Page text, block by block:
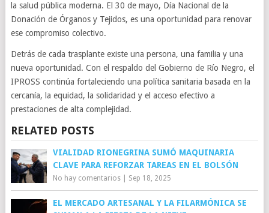
la salud pública moderna. El 30 de mayo, Día Nacional de la
Donación de Órganos y Tejidos, es una oportunidad para renovar
ese compromiso colectivo.
Detrás de cada trasplante existe una persona, una familia y una
nueva oportunidad. Con el respaldo del Gobierno de Río Negro, el
IPROSS continúa fortaleciendo una política sanitaria basada en la
cercanía, la equidad, la solidaridad y el acceso efectivo a
prestaciones de alta complejidad.
RELATED POSTS
VIALIDAD RIONEGRINA SUMÓ MAQUINARIA
CLAVE PARA REFORZAR TAREAS EN EL BOLSÓN
No hay comentarios| Sep 18, 2025
EL MERCADO ARTESANAL Y LA FILARMÓNICA SE